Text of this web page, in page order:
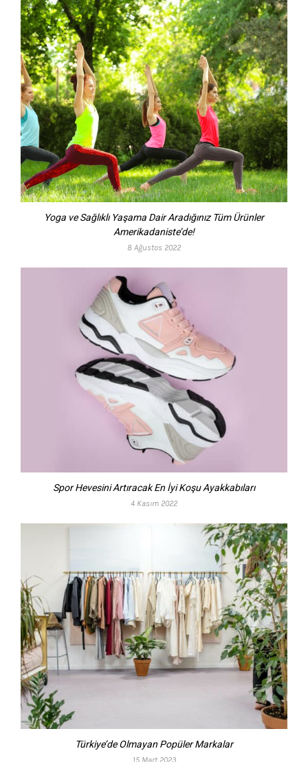
Yoga ve Sağlıklı Yaşama Dair Aradığınız Tüm Ürünler
Amerikadaniste’de!
8 Ağustos 2022
Spor Hevesini Artıracak En İyi Koşu Ayakkabıları
4 Kasım 2022
Türkiye’de Olmayan Popüler Markalar
15 Mart 2023